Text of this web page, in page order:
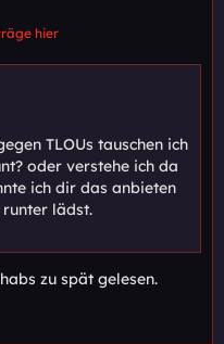
hier
TLOUs tauschen ich
oder verstehe ich da
ich dir das anbieten
runter lädst.
zu spät gelesen.